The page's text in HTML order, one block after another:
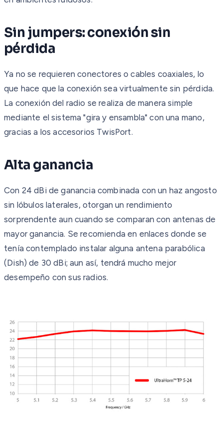
Sin jumpers: conexión sin
pérdida
Ya no se requieren conectores o cables coaxiales, lo
que hace que la conexión sea virtualmente sin pérdida.
La conexión del radio se realiza de manera simple
mediante el sistema "gira y ensambla" con una mano,
gracias a los accesorios TwisPort.
Alta ganancia
Con 24 dBi de ganancia combinada con un haz angosto
sin lóbulos laterales, otorgan un rendimiento
sorprendente aun cuando se comparan con antenas de
mayor ganancia. Se recomienda en enlaces donde se
tenía contemplado instalar alguna antena parabólica
(Dish) de 30 dBi; aun así, tendrá mucho mejor
desempeño con sus radios.